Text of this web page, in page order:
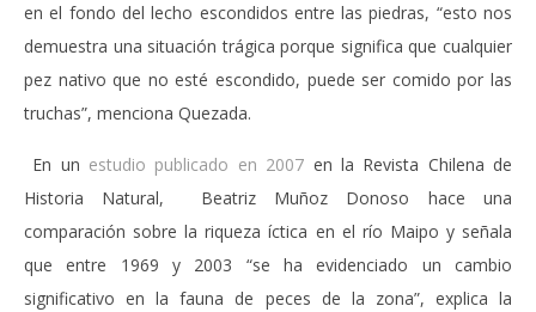
en el fondo del lecho escondidos entre las piedras, “esto nos
demuestra una situación trágica porque significa que cualquier
pez nativo que no esté escondido, puede ser comido por las
truchas”, menciona Quezada.
En un estudio publicado en 2007 en la Revista Chilena de
Historia Natural, Beatriz Muñoz Donoso hace una
comparación sobre la riqueza íctica en el río Maipo y señala
que entre 1969 y 2003 “se ha evidenciado un cambio
significativo en la fauna de peces de la zona”, explica la